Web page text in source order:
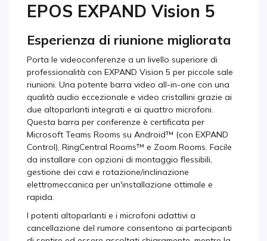
EPOS EXPAND Vision 5
Esperienza di riunione migliorata
Porta le videoconferenze a un livello superiore di
professionalità con EXPAND Vision 5 per piccole sale
riunioni. Una potente barra video all-in-one con una
qualità audio eccezionale e video cristallini grazie ai
due altoparlanti integrati e ai quattro microfoni.
Questa barra per conferenze è certificata per
Microsoft Teams Rooms su Android™ (con EXPAND
Control), RingCentral Rooms™ e Zoom Rooms. Facile
da installare con opzioni di montaggio flessibili,
gestione dei cavi e rotazione/inclinazione
elettromeccanica per un'installazione ottimale e
rapida.
I potenti altoparlanti e i microfoni adattivi a
cancellazione del rumore consentono ai partecipanti